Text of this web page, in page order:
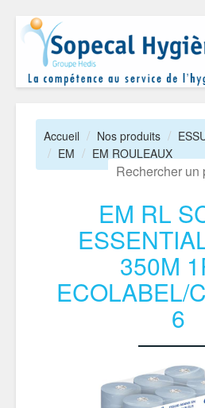
Accueil Nos produits
EM
EM ROULEAUX
EM RL
350M
ECOLABEL/
6